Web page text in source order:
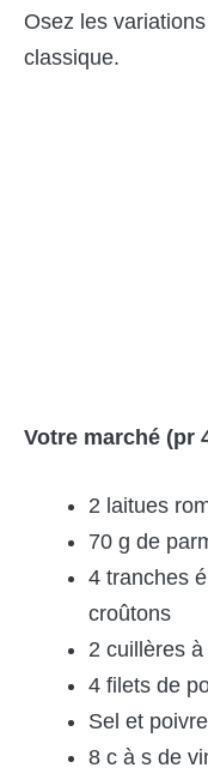
Osez les
classique.
Votre marché (pr
2 laitues
70 g de
4 tranches
croûtons
2 cuillères à
4 filets de
Sel et
8 c à s de